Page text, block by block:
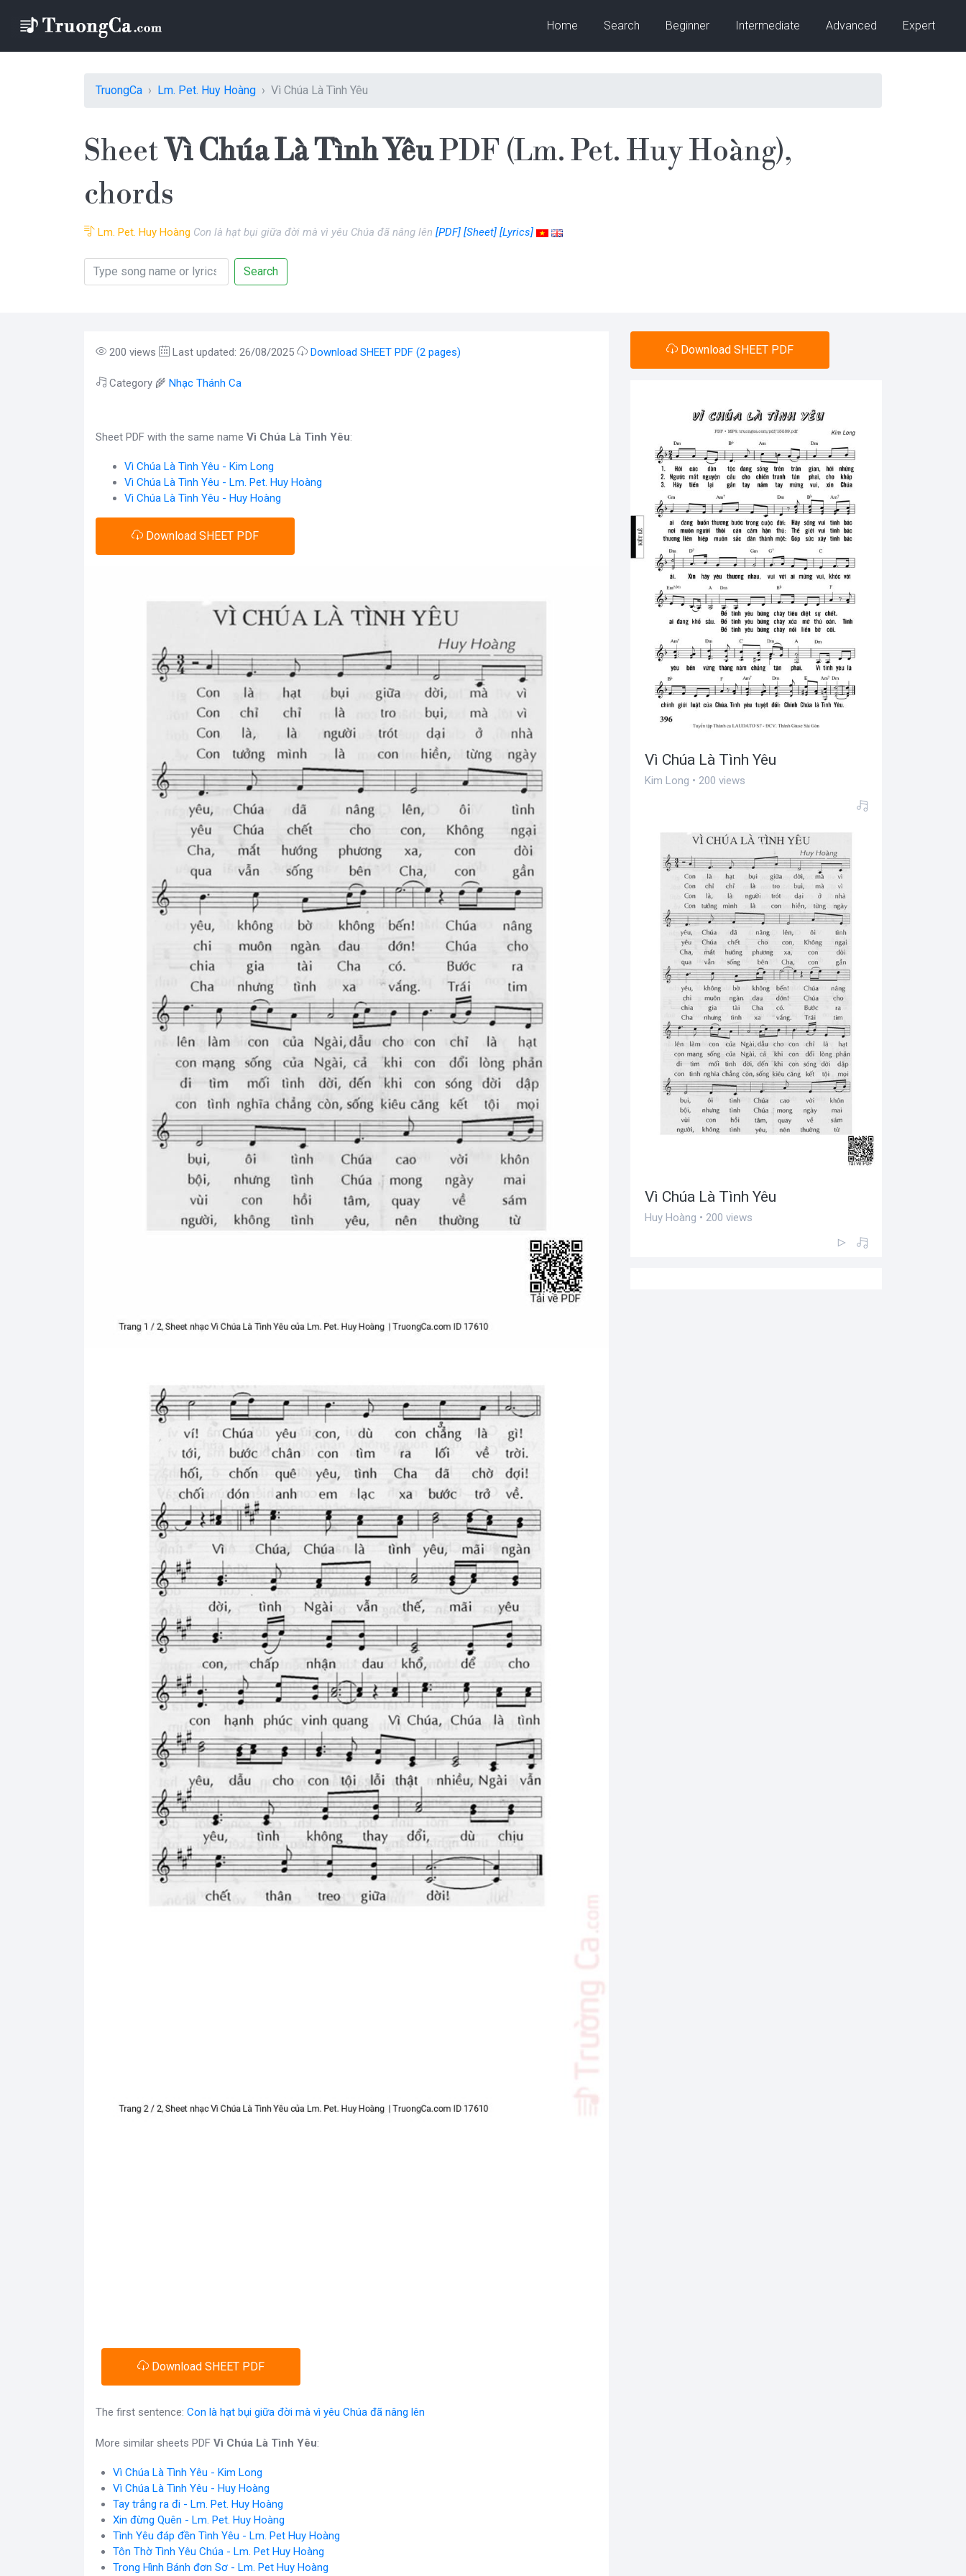
Home Search Beginner Intermediate Advanced Expert
TruongCa Lm. Pet. Huy Hoàng Vì Chúa Là Tình Yêu
SheetVì Chúa Là Tình YêuPDF (Lm. Pet. Huy Hoàng),
chords
Lm. Pet. Huy Hoàng Con là hạt bụi giữa đời mà vì yêu Chúa đã nâng lên [PDF] [Sheet] [Lyrics]
Search
200 views Last updated: 26/08/2025 Download SHEET PDF (2 pages)
Category 🌾 Nhạc Thánh Ca
Sheet PDF with the same name Vì Chúa Là Tình Yêu:
Vì Chúa Là Tình Yêu - Kim Long
Vì Chúa Là Tình Yêu - Lm. Pet. Huy Hoàng
Vì Chúa Là Tình Yêu - Huy Hoàng
Download SHEET PDF
Download SHEET PDF
The first sentence: Con là hạt bụi giữa đời mà vì yêu Chúa đã nâng lên
More similar sheets PDF Vì Chúa Là Tình Yêu:
Vì Chúa Là Tình Yêu - Kim Long
Vì Chúa Là Tình Yêu - Huy Hoàng
Tay trắng ra đi - Lm. Pet. Huy Hoàng
Xin đừng Quên - Lm. Pet. Huy Hoàng
Tình Yêu đáp đền Tình Yêu - Lm. Pet Huy Hoàng
Tôn Thờ Tình Yêu Chúa - Lm. Pet Huy Hoàng
Trong Hình Bánh đơn Sơ - Lm. Pet Huy Hoàng
Download SHEET PDF
Vì Chúa Là Tình Yêu
Kim Long • 200 views
Vì Chúa Là Tình Yêu
Huy Hoàng • 200 views